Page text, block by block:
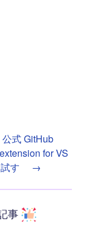
式 GitHub
for VS
す
→
事